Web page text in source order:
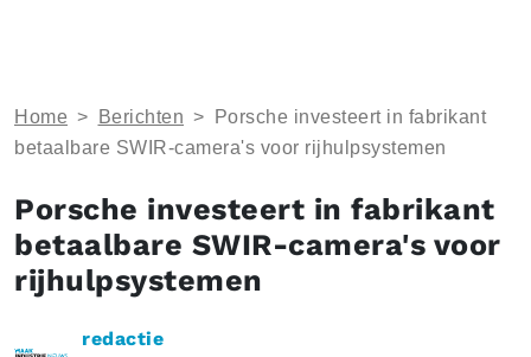
Home > Berichten >
Porsche investeert in fabrikant
betaalbare SWIR-camera's voor rijhulpsystemen
Porsche investeert in fabrikant
betaalbare SWIR-camera's voor
rijhulpsystemen
redactie